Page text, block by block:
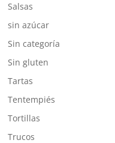
Salsas
sin azúcar
Sin categoría
Sin gluten
Tartas
Tentempiés
Tortillas
Trucos